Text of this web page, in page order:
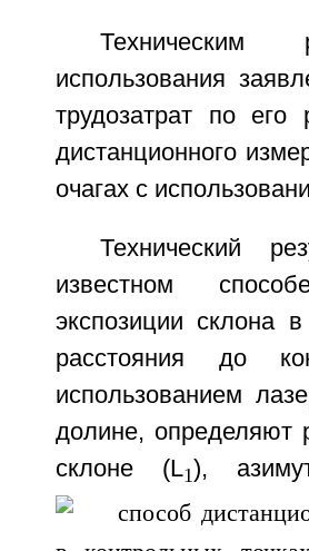
Техническим
использования
трудозатрат по
дистанционного
очагах с
Технический
известном
экспозиции склона
расстояния до
использованием
долине, определяют
склоне (L1),